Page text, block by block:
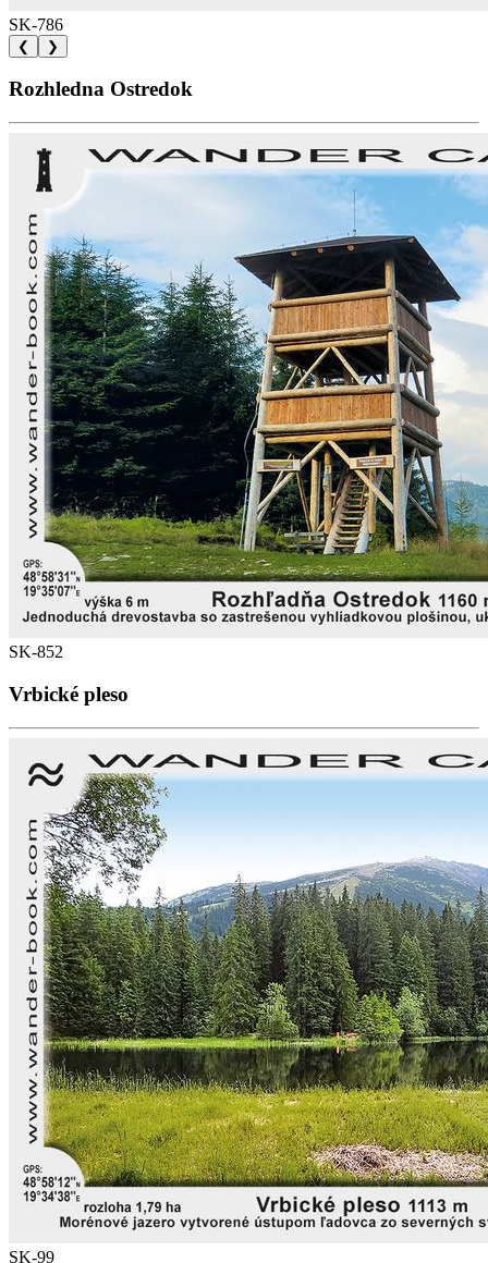
SK-786
❮ ❯
Rozhledna Ostredok
SK-852
Vrbické pleso
SK-99